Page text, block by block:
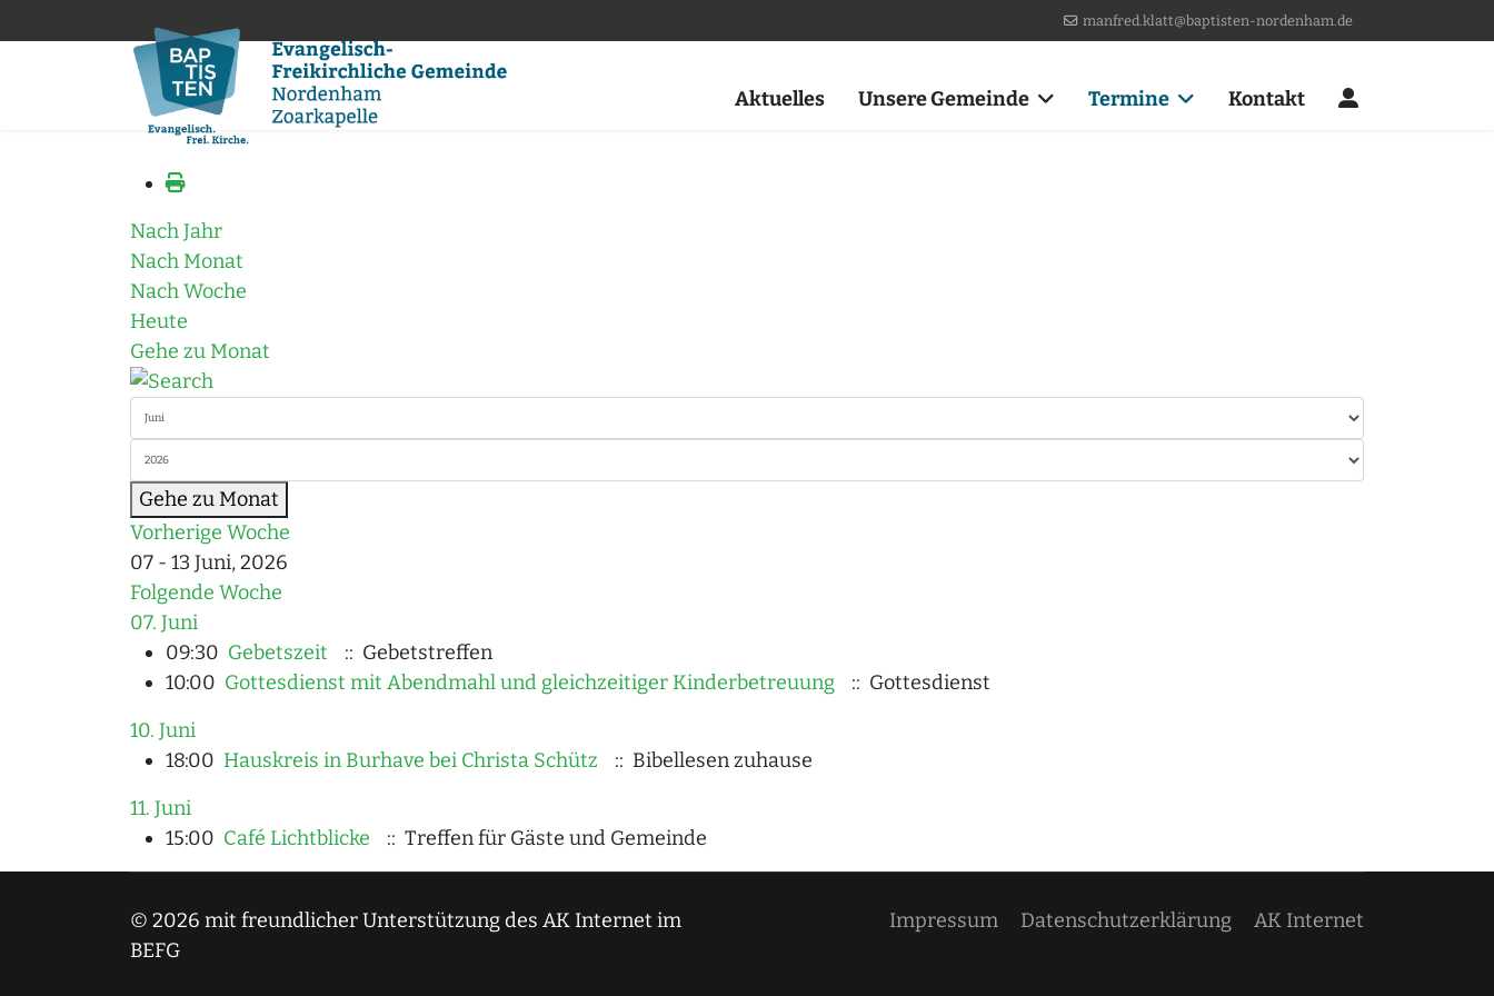
manfred.klatt@baptisten-nordenham.de
Aktuelles Unsere Gemeinde Termine Kontakt
Nach Jahr
Nach Monat
Nach Woche
Heute
Gehe zu Monat
Gehe zu Monat
Vorherige Woche
07 - 13 Juni, 2026
Folgende Woche
07. Juni
09:30 Gebetszeit
:: Gebetstreffen
10:00 Gottesdienst mit Abendmahl und gleichzeitiger Kinderbetreuung
:: Gottesdienst
10. Juni
18:00 Hauskreis in Burhave bei Christa Schütz
:: Bibellesen zuhause
11. Juni
15:00 Café Lichtblicke :: Treffen für Gäste und Gemeinde
© 2026 mit freundlicher Unterstützung des AK Internet im
BEFG
Impressum Datenschutzerklärung AK Internet